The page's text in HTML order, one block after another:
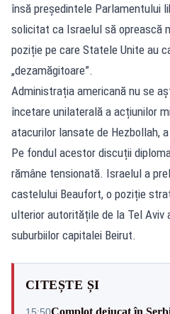
însă președintele Parlamentului
solicitat ca Israelul să oprească
poziție pe care Statele Unite au
„dezamăgitoare”.
Administrația americană nu se
încetare unilaterală a acțiunilor
atacurilor lansate de Hezbollah,
Pe fondul acestor discuții
rămâne tensionată. Israelul a
castelului Beaufort, o poziție
ulterior autoritățile de la Tel Aviv
suburbiilor capitalei Beirut.
CITEȘTE ȘI
15:50Complot dejucat în